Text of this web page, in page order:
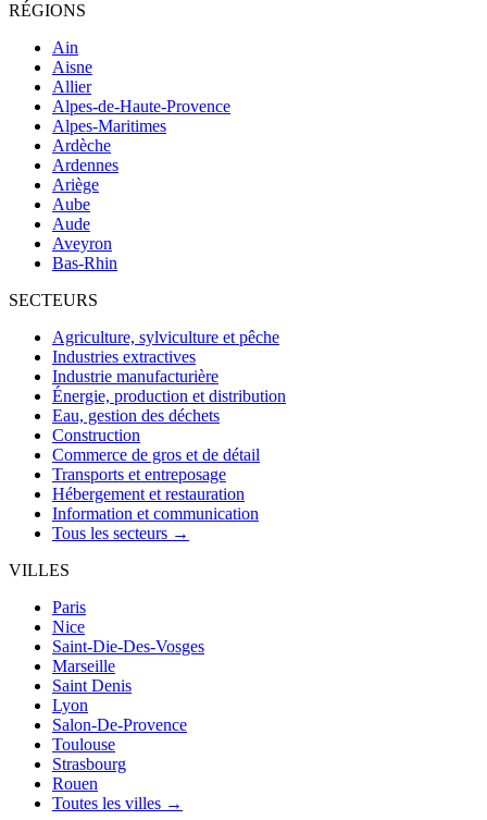
RÉGIONS
Ain
Aisne
Allier
Alpes-de-Haute-Provence
Alpes-Maritimes
Ardèche
Ardennes
Ariège
Aube
Aude
Aveyron
Bas-Rhin
SECTEURS
Agriculture, sylviculture et pêche
Industries extractives
Industrie manufacturière
Énergie, production et distribution
Eau, gestion des déchets
Construction
Commerce de gros et de détail
Transports et entreposage
Hébergement et restauration
Information et communication
Tous les secteurs →
VILLES
Paris
Nice
Saint-Die-Des-Vosges
Marseille
Saint Denis
Lyon
Salon-De-Provence
Toulouse
Strasbourg
Rouen
Toutes les villes →